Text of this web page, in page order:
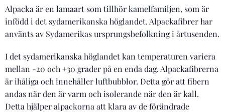
Alpacka är en lamaart som tillhör kamelfamiljen, som är
infödd i det sydamerikanska höglandet. Alpackafibrer har
använts av Sydamerikas ursprungsbefolkning i årtusenden.
I det sydamerikanska höglandet kan temperaturen variera
mellan -20 och +30 grader på en enda dag. Alpackafibrerna
är ihåliga och innehåller luftbubblor. Detta gör att fibern
andas när den är varm och isolerande när den är kall.
Detta hjälper alpackorna att klara av de förändrade